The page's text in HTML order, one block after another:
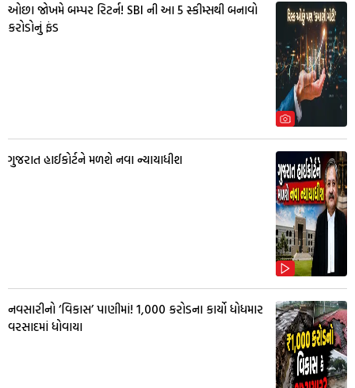
ઓછા જોખમે બમ્પર રિટર્ન! SBI ની આ 5 સ્કીમ્સથી બનાવો
કરોડોનું ફંડ
ગુજરાત હાઈકોર્ટને મળશે નવા ન્યાયાધીશ
નવસારીનો ‘વિકાસ’ પાણીમાં! ₹1,000 કરોડના કાર્યો ધોધમાર
વરસાદમાં ધોવાયા